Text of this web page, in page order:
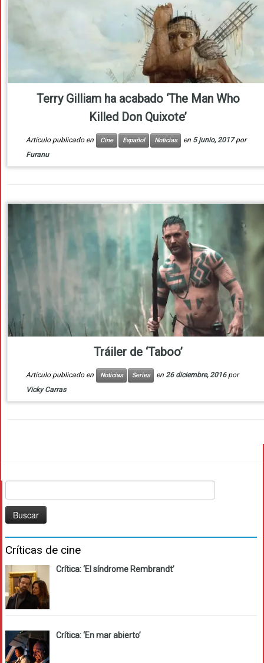
Terry Gilliam ha acabado ‘The Man Who
Killed Don Quixote’
Artículo publicado en Cine Español Noticias en 5 junio, 2017 por
Furanu
Tráiler de ‘Taboo’
Artículo publicado en Noticias Series en 26 diciembre, 2016 por
Vicky Carras
Críticas de cine
Crítica: ‘El síndrome Rembrandt’
Crítica: ‘En mar abierto’